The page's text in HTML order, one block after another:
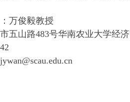
万俊毅教授
五山路483号华南农业大学经
jywan@scau.edu.cn